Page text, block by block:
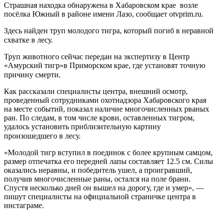
Страшная находка обнаружена в Хабаровском крае возле
посёлка Южный в районе имени Лазо, сообщает otvprim.ru.
Здесь найден труп молодого тигра, который погиб в неравной
схватке в лесу. ⠀⠀⠀⠀⠀⠀⠀⠀⠀
Труп животного сейчас передан на экспертизу в Центр
«Амурский тигр»в Приморском крае, где установят точную
причину смерти. ⠀⠀⠀⠀⠀⠀
Как рассказали специалисты центра, внешний осмотр,
проведенный сотрудниками охотнадзора Хабаровского края
на месте событий, показал наличие многочисленных рваных
ран. По следам, в том числе крови, оставленных тигром,
удалось установить приблизительную картину
произошедшего в лесу.⠀⠀⠀⠀⠀⠀⠀⠀
«Молодой тигр вступил в поединок с более крупным самцом,
размер отпечатка его передней лапы составляет 12.5 см. Силы
оказались неравны, и победитель ушел, а проигравший,
получив многочисленные раны, остался на поле брани.
Спустя несколько дней он вышел на дорогу, где и умер», —
пишут специалисты на официальной страничке центра в
инстаграме.